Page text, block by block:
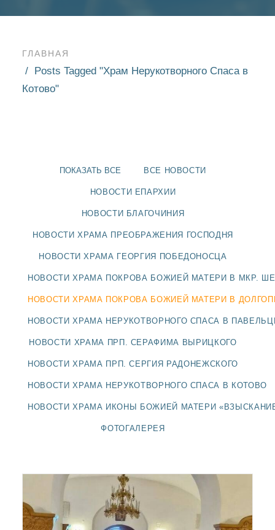
НОВОСТИ
БЛАГОЧИНИЯ
ДОЛГОПРУДНЕНСКОЕ
БЛАГОЧИНИЕ
ЕПАРХИИ
ГЛАВНАЯ
Posts Tagged "Храм Нерукотворного Спаса в
Котово"
ПОКАЗАТЬ ВСЕ ВСЕ НОВОСТИ
НОВОСТИ ЕПАРХИИ
НОВОСТИ БЛАГОЧИНИЯ
НОВОСТИ ХРАМА ПРЕОБРАЖЕНИЯ ГОСПОДНЯ
НОВОСТИ ХРАМА ГЕОРГИЯ ПОБЕДОНОСЦА
НОВОСТИ ХРАМА ПОКРОВА БОЖИЕЙ МАТЕРИ В МКР.
НОВОСТИ ХРАМА ПОКРОВА БОЖИЕЙ МАТЕРИ В
НОВОСТИ ХРАМА НЕРУКОТВОРНОГО СПАСА В
НОВОСТИ ХРАМА ПРП. СЕРАФИМА ВЫРИЦКОГО
НОВОСТИ ХРАМА ПРП. СЕРГИЯ РАДОНЕЖСКОГО
НОВОСТИ ХРАМА НЕРУКОТВОРНОГО СПАСА В КОТОВО
НОВОСТИ ХРАМА ИКОНЫ БОЖИЕЙ МАТЕРИ
ФОТОГАЛЕРЕЯ